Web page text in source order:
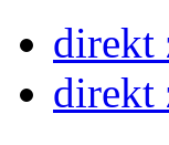
direkt
direkt